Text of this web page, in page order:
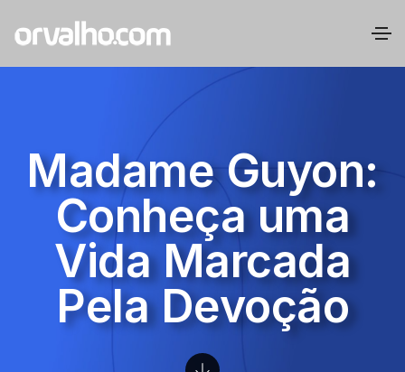
Madame Guyon:
Conheça uma
Vida Marcada
Pela Devoção